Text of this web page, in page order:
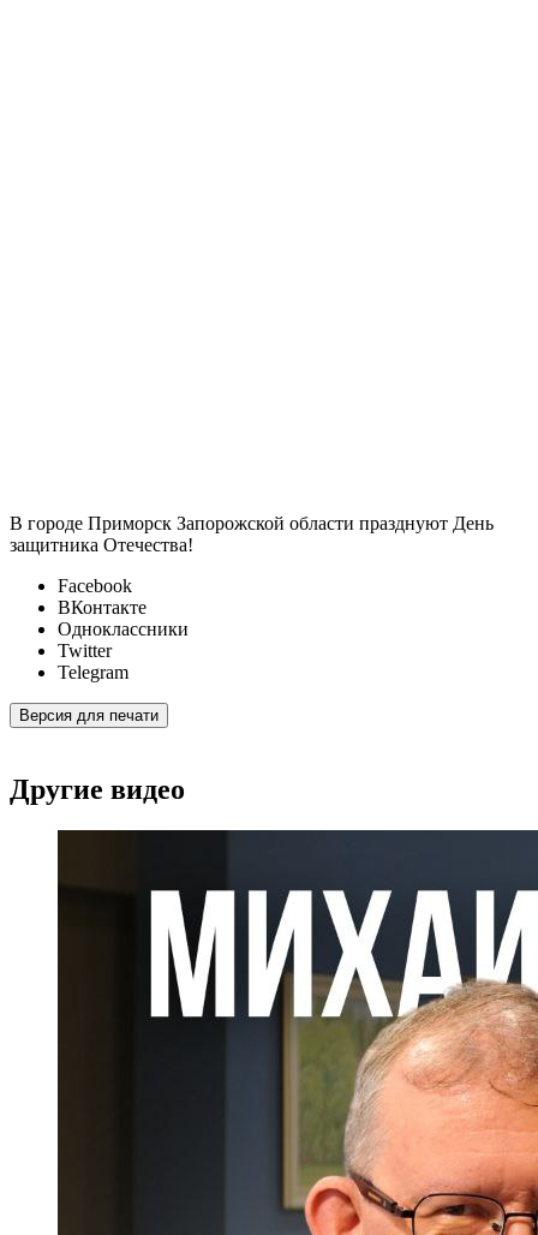
В городе Приморск Запорожской области празднуют День
защитника Отечества!
Facebook
ВКонтакте
Одноклассники
Twitter
Telegram
Версия для печати
Другие видео